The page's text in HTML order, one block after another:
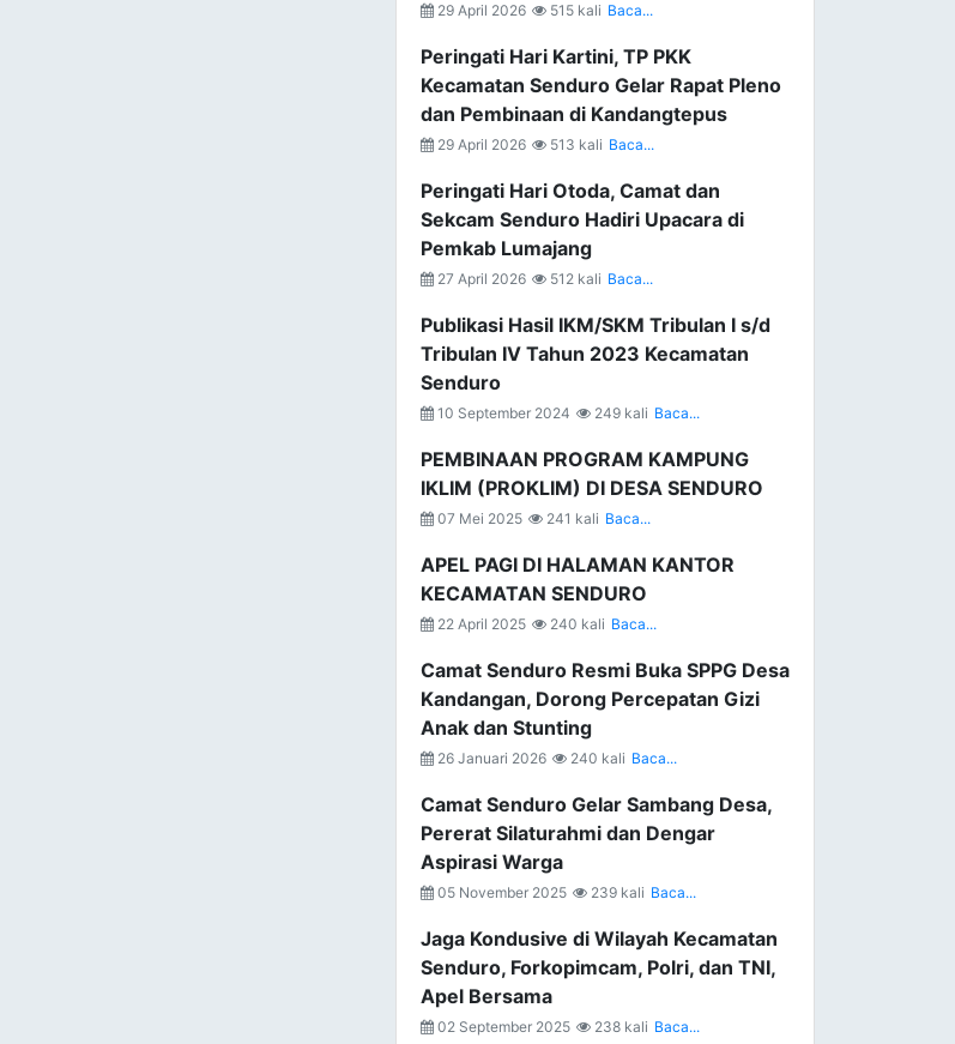
29 April 2026 515 kali Baca...
Peringati Hari Kartini, TP PKK
Kecamatan Senduro Gelar Rapat Pleno
dan Pembinaan di Kandangtepus
29 April 2026 513 kali Baca...
Peringati Hari Otoda, Camat dan
Sekcam Senduro Hadiri Upacara di
Pemkab Lumajang
27 April 2026 512 kali Baca...
Publikasi Hasil IKM/SKM Tribulan I s/d
Tribulan IV Tahun 2023 Kecamatan
Senduro
10 September 2024 249 kali Baca...
PEMBINAAN PROGRAM KAMPUNG
IKLIM (PROKLIM) DI DESA SENDURO
07 Mei 2025 241 kali Baca...
APEL PAGI DI HALAMAN KANTOR
KECAMATAN SENDURO
22 April 2025 240 kali Baca...
Camat Senduro Resmi Buka SPPG Desa
Kandangan, Dorong Percepatan Gizi
Anak dan Stunting
26 Januari 2026 240 kali Baca...
Camat Senduro Gelar Sambang Desa,
Pererat Silaturahmi dan Dengar
Aspirasi Warga
05 November 2025 239 kali Baca...
Jaga Kondusive di Wilayah Kecamatan
Senduro, Forkopimcam, Polri, dan TNI,
Apel Bersama
02 September 2025 238 kali Baca...